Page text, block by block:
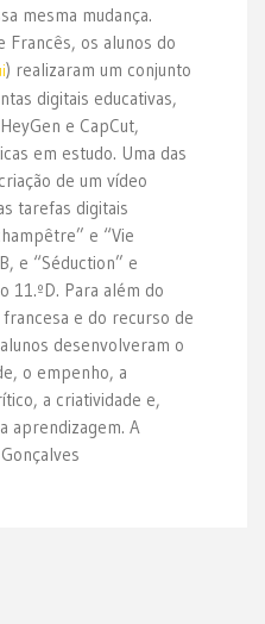
mesma mudança.
Francês, os alunos do
) realizaram um conjunto
digitais educativas,
e CapCut,
em estudo. Uma das
de um vídeo
tarefas digitais
e “Vie
e “Séduction” e
11.ºD. Para além do
e do recurso de
desenvolveram o
o empenho, a
a criatividade e,
aprendizagem. A